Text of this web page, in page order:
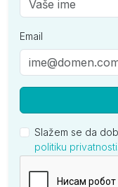
Email
Slažem se da
politiku privatnosti